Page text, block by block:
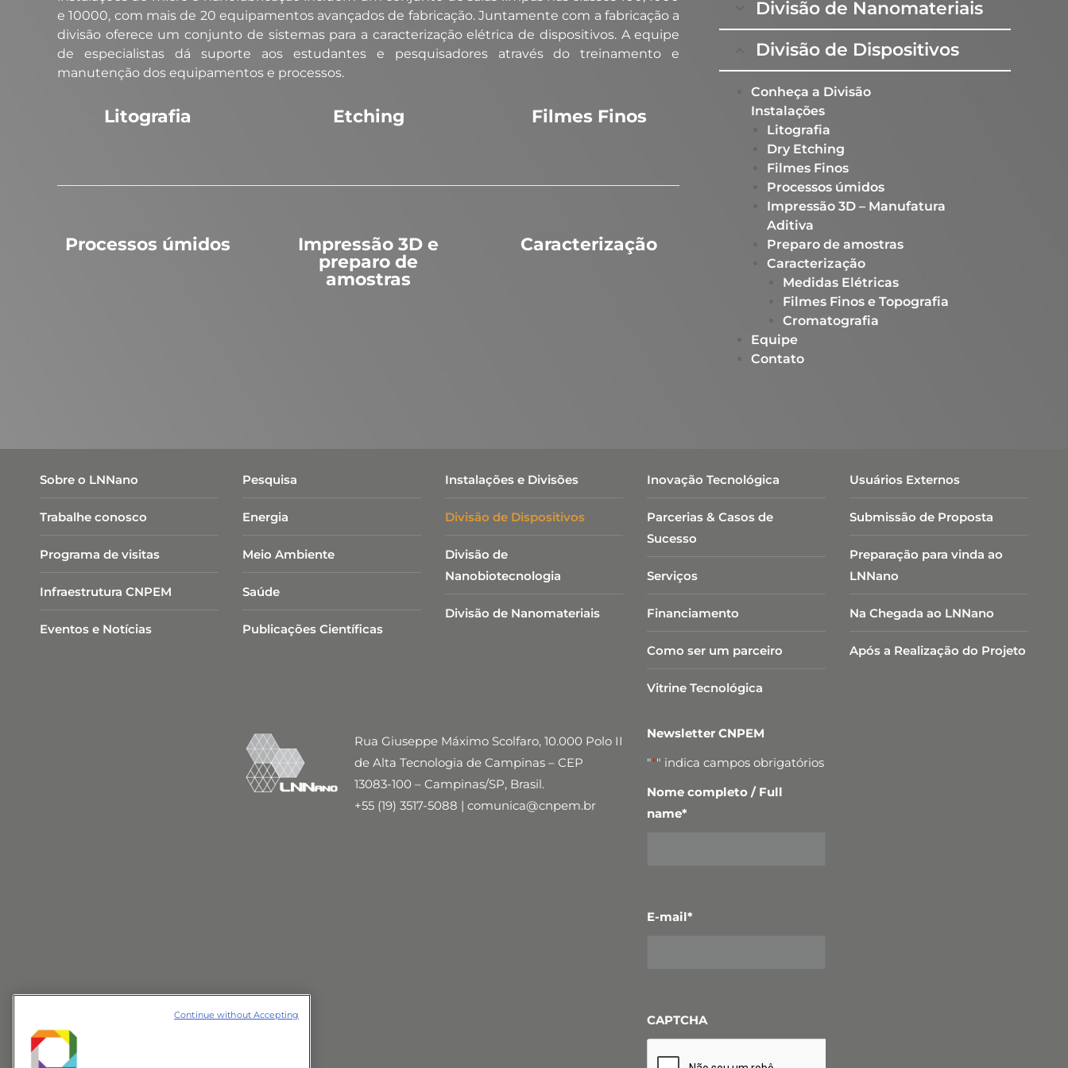
e 10000, com mais de 20 equipamentos avançados de fabricação. Juntamente com a fabricação a
divisão oferece um conjunto de sistemas para a caracterização elétrica de dispositivos. A equipe
de especialistas dá suporte aos estudantes e pesquisadores através do treinamento e
manutenção dos equipamentos e processos.​
Litografia Etching Filmes Finos
Processos úmidos
Impressão 3D e
preparo de
amostras
Caracterização
Divisão de Nanomateriais
Divisão de Dispositivos
Conheça a Divisão
Instalações
Litografia
Dry Etching
Filmes Finos
Processos úmidos
Impressão 3D – Manufatura
Aditiva
Preparo de amostras
Caracterização
Medidas Elétricas
Filmes Finos e Topografia
Cromatografia
Equipe
Contato
Sobre o LNNano
Trabalhe conosco
Programa de visitas
Infraestrutura CNPEM
Eventos e Notícias
Pesquisa
Energia
Meio Ambiente
Saúde
Publicações Científicas
Instalações e Divisões
Divisão de Dispositivos
Divisão de
Nanobiotecnologia​
Divisão de Nanomateriais
Inovação Tecnológica
Parcerias & Casos de
Sucesso
Serviços
Financiamento
Como ser um parceiro
Vitrine Tecnológica
Usuários Externos
Submissão de Proposta
Preparação para vinda ao
LNNano
Na Chegada ao LNNano
Após a Realização do Projeto
Rua Giuseppe Máximo Scolfaro, 10.000 Polo II
de Alta Tecnologia de Campinas – CEP
13083-100 – Campinas/SP, Brasil.
+55 (19) 3517-5088 | comunica@cnpem.br
Newsletter CNPEM
"*" indica campos obrigatórios
Nome completo / Full
name*
E-mail*
CAPTCHA
Continue without Accepting